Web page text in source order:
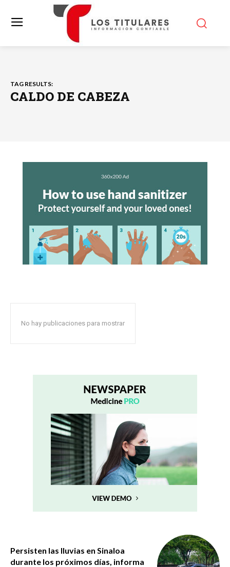
TAG RESULTS:
CALDO DE CABEZA
No hay publicaciones para mostrar
Persisten las lluvias en Sinaloa
durante los próximos días, informa